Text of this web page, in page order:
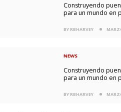
Construyendo
para un mundo en
BY RBHARVEY
NEWS
Construyendo
para un mundo en
BY RBHARVEY